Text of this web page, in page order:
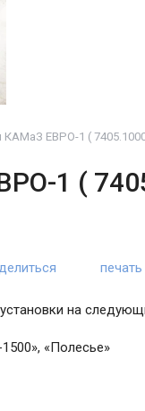
КАМаЗ ЕВРО-1 (
1 (
печать
на
«Полесье»